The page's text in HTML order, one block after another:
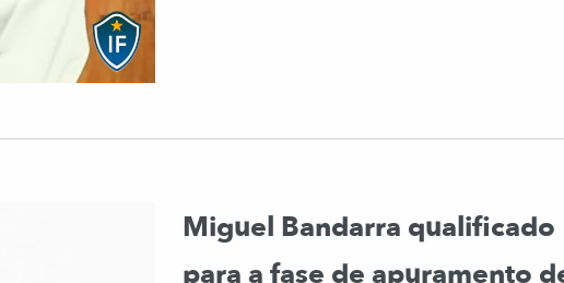
Miguel Bandarra qualificado
para a fase de apuramento